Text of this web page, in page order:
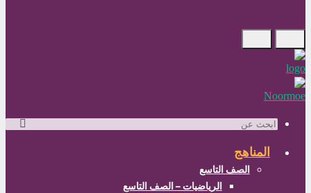
ابحث
المناهج
الصف التاسع
الرياضيات – الصف التاسع